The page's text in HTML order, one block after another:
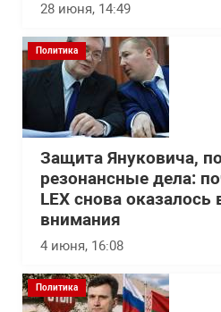
28 июня, 14:49
Политика
Защита Януковича,
резонансные дела:
LEX снова оказалось
внимания
4 июня, 16:08
Политика